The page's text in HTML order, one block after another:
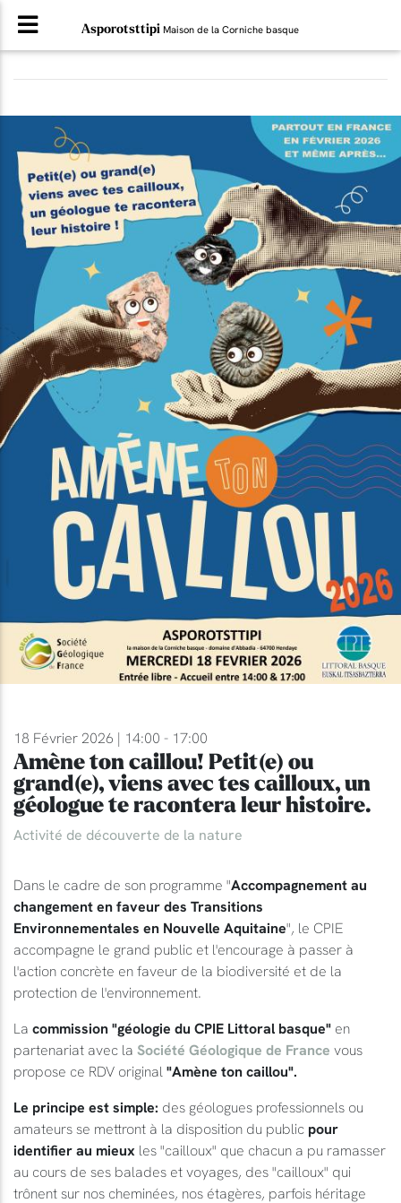
Asporotsttipi Maison de la Corniche basque
18 Février 2026 | 14:00 - 17:00
Amène ton caillou! Petit(e) ou
grand(e), viens avec tes cailloux, un
géologue te racontera leur histoire.
Activité de découverte de la nature
Dans le cadre de son programme "Accompagnement au
changement en faveur des Transitions
Environnementales en Nouvelle Aquitaine", le CPIE
accompagne le grand public et l'encourage à passer à
l'action concrète en faveur de la biodiversité et de la
protection de l'environnement.
La commission "géologie du CPIE Littoral basque" en
partenariat avec la Société Géologique de France vous
propose ce RDV original "Amène ton caillou".
Le principe est simple: des géologues professionnels ou
amateurs se mettront à la disposition du public pour
identifier au mieux les "cailloux" que chacun a pu ramasser
au cours de ses balades et voyages, des "cailloux" qui
trônent sur nos cheminées, nos étagères, parfois héritage